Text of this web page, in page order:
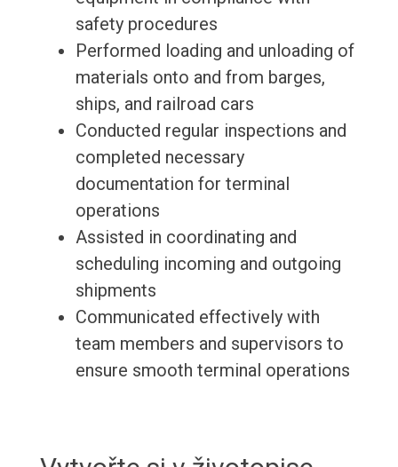
safety procedures
Performed loading and unloading of
materials onto and from barges,
ships, and railroad cars
Conducted regular inspections and
completed necessary
documentation for terminal
operations
Assisted in coordinating and
scheduling incoming and outgoing
shipments
Communicated effectively with
team members and supervisors to
ensure smooth terminal operations